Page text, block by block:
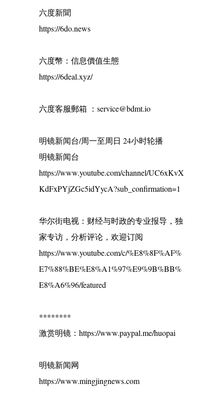
六度新聞
https://6do.news
六度幣：信息價值生態
https://6deal.xyz/
六度客服郵箱 ：service@bdmt.io
明镜新闻台/周一至周日 24小时轮播
明镜新闻台
https://www.youtube.com/channel/UC6xKvX
KdFxPYjZGc5idYycA?sub_confirmation=1
华尔街电视：财经与时政的专业报导，独
家专访，分析评论，欢迎订阅
https://www.youtube.com/c/%E8%8F%AF%
E7%88%BE%E8%A1%97%E9%9B%BB%
E8%A6%96/featured
********
激赏明镜：https://www.paypal.me/huopai
明镜新闻网
https://www.mingjingnews.com